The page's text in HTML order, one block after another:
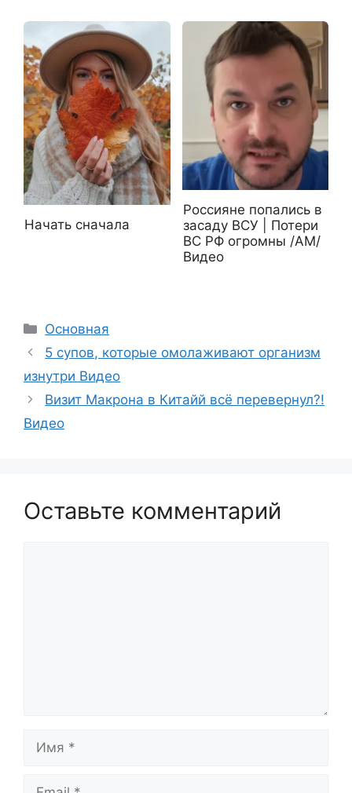
Начать сначала
Россияне попались в
засаду ВСУ | Потери
ВС РФ огромны /АМ/
Видео
Рубрики
Основная
5 супов, которые омолаживают организм
изнутри Видео
Визит Макрона в Китайй всё перевернул?!
Видео
Оставьте комментарий
Имя
Email